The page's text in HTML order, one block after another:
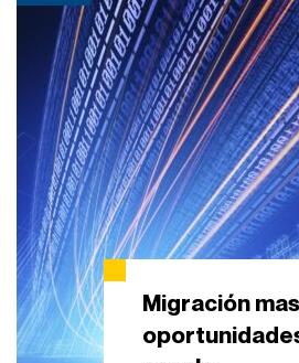
Migración